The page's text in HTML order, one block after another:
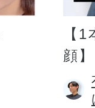
【
顔】